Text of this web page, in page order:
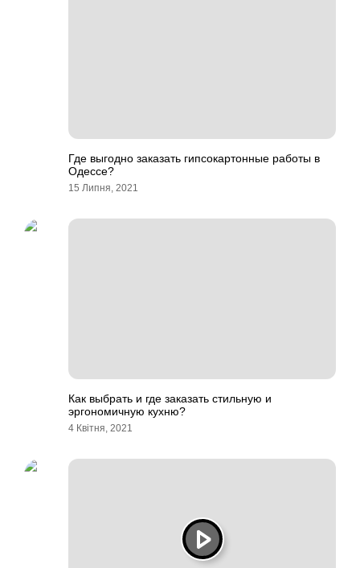
Где выгодно заказать гипсокартонные работы в
Одессе?
15 Липня, 2021
Как выбрать и где заказать стильную и
эргономичную кухню?
4 Квітня, 2021